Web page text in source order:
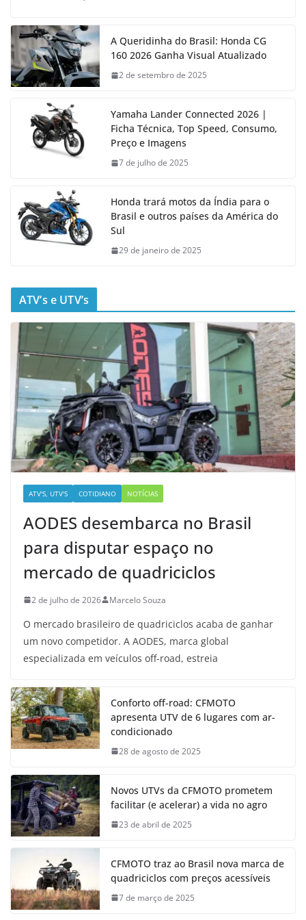
A Queridinha do Brasil: Honda CG
160 2026 Ganha Visual Atualizado
2 de setembro de 2025
Yamaha Lander Connected 2026 |
Ficha Técnica, Top Speed, Consumo,
Preço e Imagens
7 de julho de 2025
Honda trará motos da Índia para o
Brasil e outros países da América do
Sul
29 de janeiro de 2025
ATV’s e UTV’s
ATV'S, UTV'S COTIDIANO NOTÍCIAS
AODES desembarca no Brasil
para disputar espaço no
mercado de quadriciclos
2 de julho de 2026 Marcelo Souza
O mercado brasileiro de quadriciclos acaba de ganhar
um novo competidor. A AODES, marca global
especializada em veículos off-road, estreia
Conforto off-road: CFMOTO
apresenta UTV de 6 lugares com ar-
condicionado
28 de agosto de 2025
Novos UTVs da CFMOTO prometem
facilitar (e acelerar) a vida no agro
23 de abril de 2025
CFMOTO traz ao Brasil nova marca de
quadriciclos com preços acessíveis
7 de março de 2025